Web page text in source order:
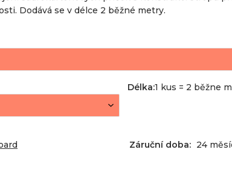
Dodává se v délce 2 běžné metry.
Délka:1 kus = 2 běžne
Záruční doba: 24